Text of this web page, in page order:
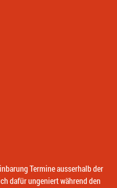
Termine ausserhalb der
dafür ungeniert während den